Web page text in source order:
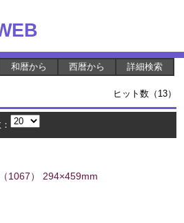
和暦から 西暦から 詳細検索
ヒット数（13）
（1067） 294×459mm